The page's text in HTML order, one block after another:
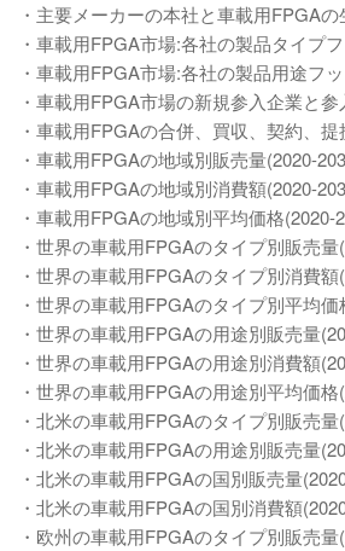
・主要メーカーの本社と車載用FPGAの
・車載用FPGA市場:各社の製品タイプ
・車載用FPGA市場:各社の製品用途フ
・車載用FPGA市場の新規参入企業と
・車載用FPGAの合併、買収、契約、提
・車載用FPGAの地域別販売量(2020-
・車載用FPGAの地域別消費額(2020-
・車載用FPGAの地域別平均価格(2020-
・世界の車載用FPGAのタイプ別販売量
・世界の車載用FPGAのタイプ別消費額
・世界の車載用FPGAのタイプ別平均価
・世界の車載用FPGAの用途別販売量
・世界の車載用FPGAの用途別消費額
・世界の車載用FPGAの用途別平均価格
・北米の車載用FPGAのタイプ別販売量
・北米の車載用FPGAの用途別販売量
・北米の車載用FPGAの国別販売量
・北米の車載用FPGAの国別消費額
・欧州の車載用FPGAのタイプ別販売量